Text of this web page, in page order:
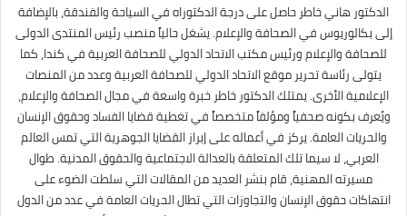
الدكتور هاني خاطر حاصل على درجة الدكتوراه في السياحة والفندقة، بالإضافة
إلى بكالوريوس في الصحافة والإعلام. يشغل حالياً منصب رئيس المنتدى الدولى
للصحافة والإعلام ورئيس مكتب الاتحاد الدولي للصحافة العربية في كندا، كما
يتولى رئاسة تحرير موقع الاتحاد الدولي للصحافة العربية وعدد من المنصات
الإعلامية الأخرى. يمتلك الدكتور خاطر خبرة واسعة في مجال الصحافة والإعلام،
ويُعرف بكونه صحفياً ومؤلفاً متخصصاً في تغطية قضايا الفساد وحقوق الإنسان
والحريات العامة. يركز في أعماله على إبراز القضايا الجوهرية التي تمس العالم
العربي، لا سيما تلك المتعلقة بالعدالة الاجتماعية والحقوق المدنية. طوال
مسيرته المهنية، قام بنشر العديد من المقالات التي سلطت الضوء على
انتهاكات حقوق الإنسان والتجاوزات التي تطال الحريات العامة في عدد من الدول